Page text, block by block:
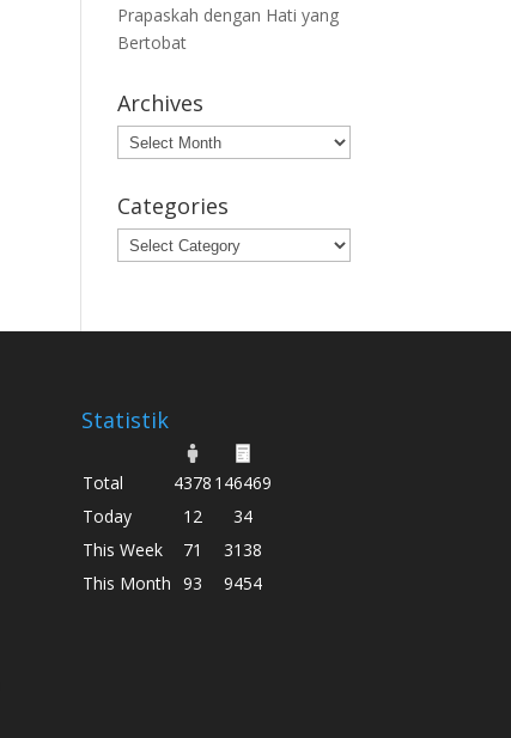
Prapaskah dengan Hati yang
Bertobat
Archives
Archives
Categories
Categories
Statistik
Total 4378 146469
Today
12
34
This Week
71
3138
This Month 93 9454